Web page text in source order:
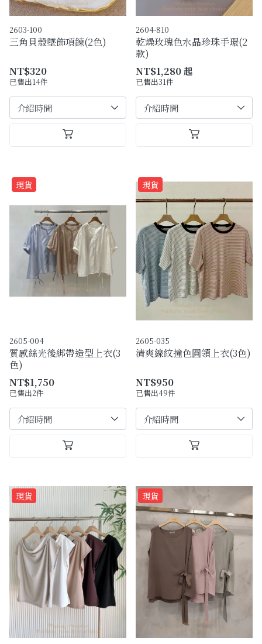
2603-100
三角貝殼墜飾項鍊(2色)
NT$320
已售出14件
2604-810
乾燥玫瑰色水晶珍珠手環(2
款)
NT$1,280 起
已售出31件
現貨
2605-004
質感絲光後綁帶造型上衣(3
色)
NT$1,750
已售出2件
現貨
2605-035
清爽線紋撞色圓領上衣(3色)
NT$950
已售出49件
現貨 現貨